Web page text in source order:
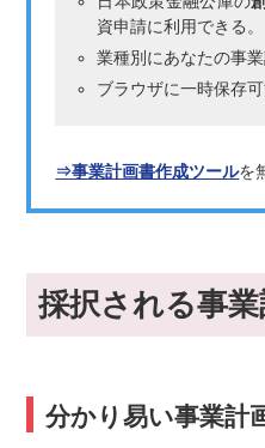
資申請に利用できる。
業種別にあなたの事
ブラウザに一時保存
⇒事業計画書作成ツールを
採択される事業
分かり易い事業計